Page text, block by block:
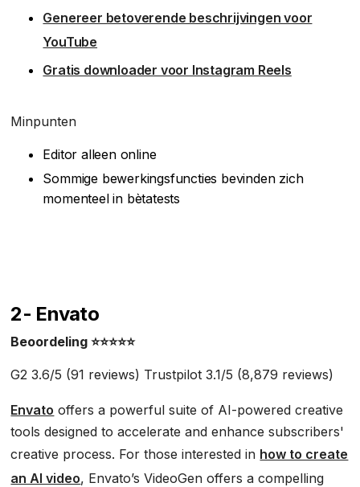
Genereer betoverende beschrijvingen voor
YouTube
Gratis downloader voor Instagram Reels
Minpunten
Editor alleen online
Sommige bewerkingsfuncties bevinden zich
momenteel in bètatests
2- Envato
Beoordeling ⭐⭐⭐⭐⭐
G2 3.6/5 (91 reviews) Trustpilot 3.1/5 (8,879 reviews)
Envato offers a powerful suite of AI-powered creative
tools designed to accelerate and enhance subscribers'
creative process. For those interested in how to create
an AI video, Envato’s VideoGen offers a compelling